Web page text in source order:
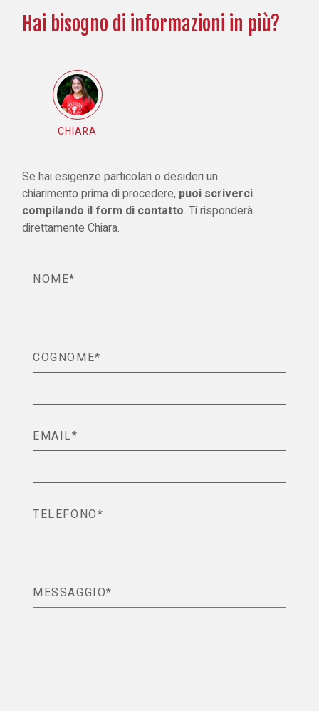
Hai bisogno di informazioni in più?
CHIARA
Se hai esigenze particolari o desideri un
chiarimento prima di procedere, puoi scriverci
compilando il form di contatto. Ti risponderà
direttamente Chiara.
NOME*
COGNOME*
EMAIL*
TELEFONO*
MESSAGGIO*